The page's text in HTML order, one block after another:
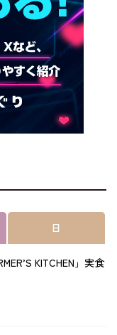
日
KITCHEN」実食